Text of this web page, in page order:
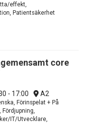
effekt,
Patientsäkerhet
core
- 17:00 A2
Förinspelat + På
IT/Utvecklare,